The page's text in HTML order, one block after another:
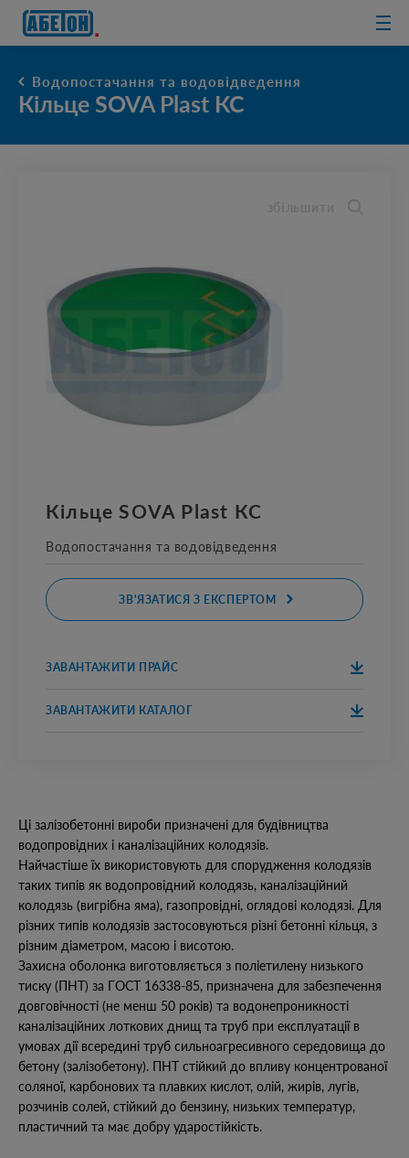
очисні споруди
Водопостачання та водовідведення
Кільце SOVA Plast КС
Ці залізобетонні вироби призначені для будівництва
водопровідних і каналізаційних колодязів.
Найчастіше їх використовують для спорудження колодязів
таких типів як водопровідний колодязь, каналізаційний
колодязь (вигрібна яма), газопровідні, оглядові колодязі. Для
різних типів колодязів застосовуються різні бетонні кільця, з
різним діаметром, масою і висотою.
Захисна оболонка виготовляється з поліетилену низького
тиску (ПНТ) за ГОСТ 16338-85, призначена для забезпечення
довговічності (не менш 50 років) та водонепроникності
каналізаційних лоткових днищ та труб при експлуатації в
умовах дії всередині труб сильноагресивного середовища до
бетону (залізобетону). ПНТ стійкий до впливу концентрованої
соляної, карбонових та плавких кислот, олій, жирів, лугів,
розчинів солей, стійкий до бензину, низьких температур,
пластичний та має добру ударостійкість.
Кільце SOVA Plast КС
Водопостачання та водовідведення
ЗВ'ЯЗАТИСЯ З ЕКСПЕРТОМ
ЗАВАНТАЖИТИ ПРАЙС
ЗАВАНТАЖИТИ КАТАЛОГ